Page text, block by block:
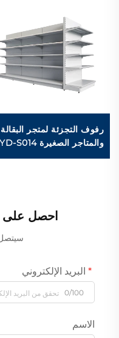
رفوف التجزئة لمتجر البقالة
والمتاجر الصغيرة YD-S014
احصل
سيتصل
البريد الإلكتروني
0/100
الاسم